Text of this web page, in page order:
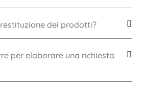
dei prodotti?
per elaborare una richiesta